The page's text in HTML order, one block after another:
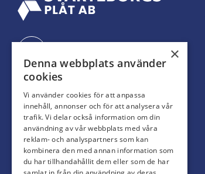
×
Denna webbplats använder
cookies
Vi använder cookies för att anpassa
innehåll, annonser och för att analysera vår
trafik. Vi delar också information om din
användning av vår webbplats med våra
reklam- och analyspartners som kan
kombinera den med annan information som
du har tillhandahållit dem eller som de har